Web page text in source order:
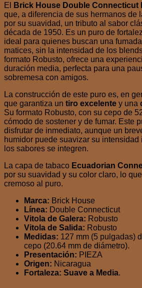
El
Brick House Double Connecticut
que, a diferencia de sus hermanos de
por su suavidad, un tributo al sabor
década de 1950. Es un puro de
ideal para quienes buscan una
matices, sin la intensidad de los
formato Robusto, ofrece una
duración media, perfecta para una
sobremesa con amigos.
La construcción de este puro es, en
que garantiza un tiro excelente y una
Su formato Robusto, con su cepo de
cómodo de sostener y de fumar. Este
disfrutar de inmediato, aunque un
humidor puede suavizar su
los sabores se integren.
La capa de tabaco Ecuadorian
por su suavidad y su color claro, lo
cremoso al puro.
Marca: Brick House
Línea: Double Connecticut
Vitola de Galera: Robusto
Vitola de Salida: Robusto
Medidas: 127 mm (5 pulgadas)
cepo (20.64 mm de diámetro).
Presentación: PIEZA
Origen: Nicaragua
Fortaleza: Suave a Media.